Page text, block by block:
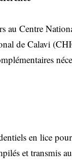
au Centre
de Calavi
en lice
et transmis